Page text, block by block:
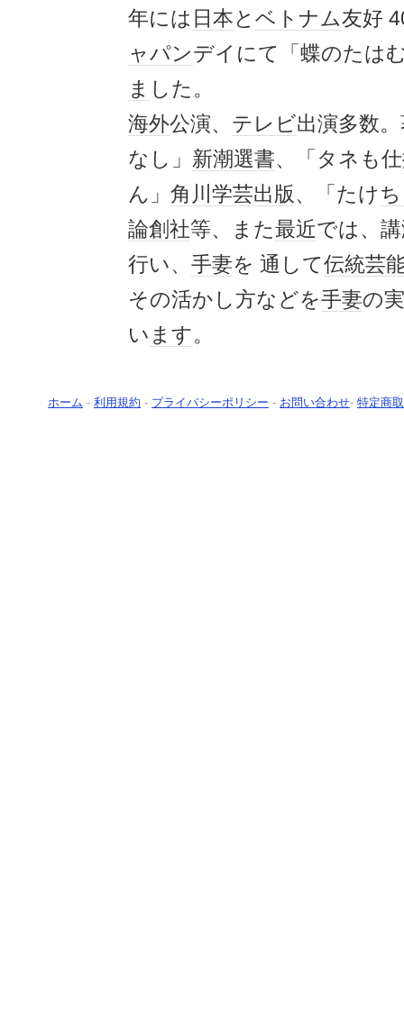
年には 日本と ベトナム友好
ャパンデイにて「蝶のたは
ま した。
海外公演、 テレビ出演多数
なし」 新潮選書、「タネも
ん」 角川学芸出版、「たけ
論創社等、また最近では、
行い、 手妻を 通して伝統芸
その活かし方などを手妻の
い ます。
ホーム - 利用規約 - プライバシーポリシー - お問い合わせ- 特定商